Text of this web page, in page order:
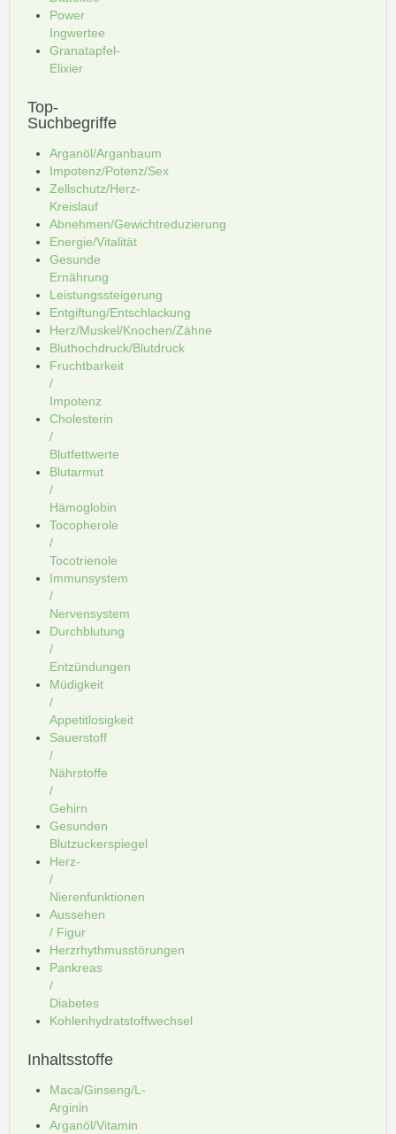
Power
Ingwertee
Granatapfel-
Elixier
Top-
Suchbegriffe
Arganöl/Arganbaum
Impotenz/Potenz/Sex
Zellschutz/Herz-
Kreislauf
Abnehmen/Gewichtreduzierung
Energie/Vitalität
Gesunde
Ernährung
Leistungssteigerung
Entgiftung/Entschlackung
Herz/Muskel/Knochen/Zähne
Bluthochdruck/Blutdruck
Fruchtbarkeit
/
Impotenz
Cholesterin
/
Blutfettwerte
Blutarmut
/
Hämoglobin
Tocopherole
/
Tocotrienole
Immunsystem
/
Nervensystem
Durchblutung
/
Entzündungen
Müdigkeit
/
Appetitlosigkeit
Sauerstoff
/
Nährstoffe
/
Gehirn
Gesunden
Blutzuckerspiegel
Herz-
/
Nierenfunktionen
Aussehen
/ Figur
Herzrhythmusstörungen
Pankreas
/
Diabetes
Kohlenhydratstoffwechsel
Inhaltsstoffe
Maca/Ginseng/L-
Arginin
Arganöl/Vitamin